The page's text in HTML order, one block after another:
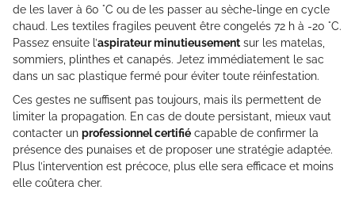
de les laver à 60 °C ou de les passer au sèche-linge en cycle
chaud. Les textiles fragiles peuvent être congelés 72 h à -20 °C.
Passez ensuite l’aspirateur minutieusement sur les matelas,
sommiers, plinthes et canapés. Jetez immédiatement le sac
dans un sac plastique fermé pour éviter toute réinfestation.
Ces gestes ne suffisent pas toujours, mais ils permettent de
limiter la propagation. En cas de doute persistant, mieux vaut
contacter un professionnel certifié capable de confirmer la
présence des punaises et de proposer une stratégie adaptée.
Plus l’intervention est précoce, plus elle sera efficace et moins
elle coûtera cher.